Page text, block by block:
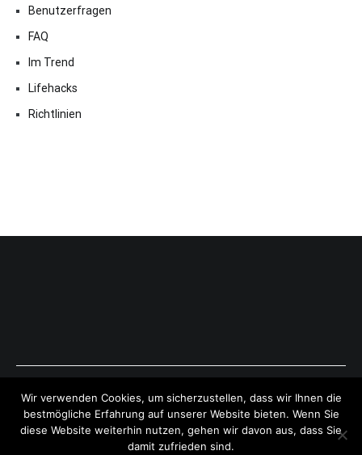
Benutzerfragen
FAQ
Im Trend
Lifehacks
Richtlinien
Copyright © 2026ExpressAntworten.com . All rights reserved.
Theme:Cenote by ThemeGrill. Powered byWordPress .
Wir verwenden Cookies, um sicherzustellen, dass wir Ihnen die
bestmögliche Erfahrung auf unserer Website bieten. Wenn Sie
diese Website weiterhin nutzen, gehen wir davon aus, dass Sie
damit zufrieden sind.